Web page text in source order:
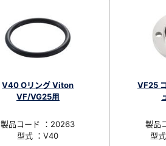
V40 Oリング Viton
VF/VG25用
製品コード ：20263
型式 ：V40
VF25
製品
型